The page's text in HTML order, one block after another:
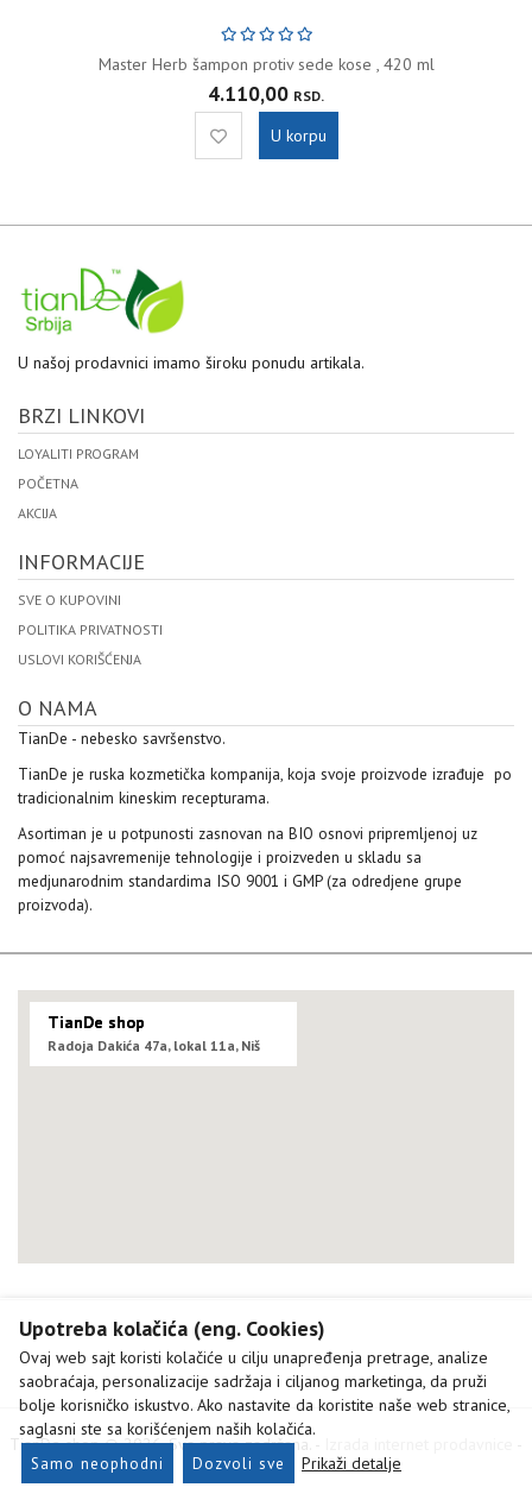
Master Herb šampon protiv sede kose , 420 ml
4.110,00 RSD.
U korpu
U našoj prodavnici imamo široku ponudu artikala.
BRZI LINKOVI
LOYALITI PROGRAM
POČETNA
AKCIJA
INFORMACIJE
SVE O KUPOVINI
POLITIKA PRIVATNOSTI
USLOVI KORIŠĆENJA
O NAMA
TianDe - nebesko savršenstvo.
TianDe je ruska kozmetička kompanija, koja svoje proizvode izrađuje po
tradicionalnim kineskim recepturama.
Asortiman je u potpunosti zasnovan na BIO osnovi pripremljenoj uz
pomoć najsavremenije tehnologije i proizveden u skladu sa
medjunarodnim standardima ISO 9001 i GMP (za odredjene grupe
proizvoda).
TianDe shop
Radoja Dakića 47a, lokal 11a, Niš
TianDe shop © 2026. Sva prava zadržana. -
-
Selltico.
Upotreba kolačića (eng. Cookies)
Ovaj web sajt koristi kolačiće u cilju unapređenja pretrage, analize
saobraćaja, personalizacije sadržaja i ciljanog marketinga, da pruži
bolje korisničko iskustvo. Ako nastavite da koristite naše web stranice,
saglasni ste sa korišćenjem naših kolačića.
Samo neophodni
Dozvoli sve Prikaži detalje